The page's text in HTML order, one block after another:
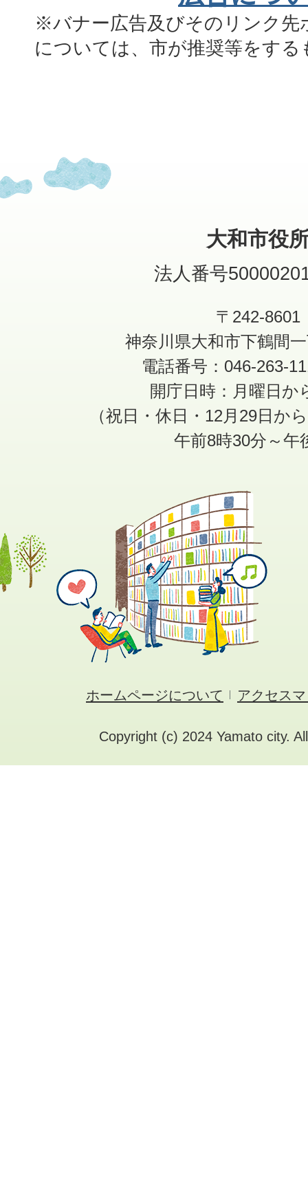
※バナー広告及びそのリンク先
については、市が推奨等をす
大和市役
法人番号
〒242-8601
神奈川県大和市下鶴間
電話番号：046-263-
開庁日時：月曜日か
（祝日・休日・12月29日か
午前8時30分～午
ホームページについて アクセス
Copyright (c) 2024 Yamato city.